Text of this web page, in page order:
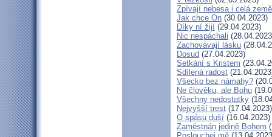
Zpívají nebesa i celá země
Jak chce On (30.04.2023)
Díky ní žijí (29.04.2023)
Nic nespáchali
Zachovávají lásku
Dosud (27.04.2023)
Setkání s Kristem
Sdílená radost
Všecko bez námahy?
Ne člověku, ale Bohu
Všechny nedostatky
Nejvyšší trest (17.04.2023)
O spásu duší (16.04.2023)
Zaměstnán jedině Bohem